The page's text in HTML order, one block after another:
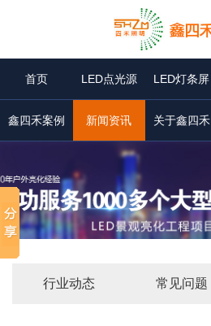
首页 LED点光源 LED灯条屏
鑫四禾案例 新闻资讯 关于鑫四禾
行业动态 常见问题